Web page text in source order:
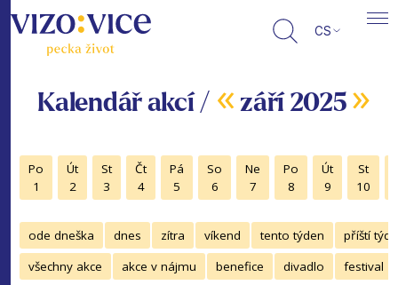
CS
Kalendář akcí / « září 2025 »
Po
1
Út
2
St
3
Čt
4
Pá
5
So
6
Ne
7
Po
8
Út
9
St
10
ode dneška dnes zítra víkend tento týden
příští
všechny akce
akce v nájmu benefice divadlo festival